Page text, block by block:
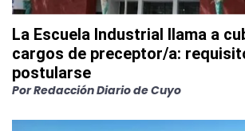
La Escuela Industrial llama a
cargos de preceptor/a:
postularse
PorRedacción Diario de Cuyo